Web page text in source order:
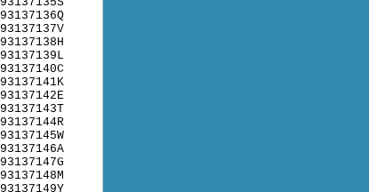
93137136Q
93137137V
93137138H
93137139L
93137140C
93137141K
93137142E
93137143T
93137144R
93137145W
93137146A
93137147G
93137148M
93137149Y